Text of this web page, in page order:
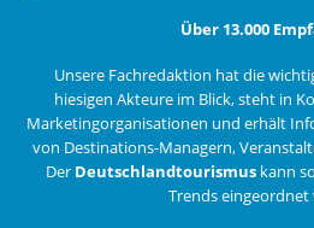
Über 13.000
Unsere Fachredaktion hat die
hiesigen Akteure im Blick, steht in
Marketingorganisationen und erhält
von Destinations-Managern,
Der Deutschlandtourismus kann
Trends eingeordnet